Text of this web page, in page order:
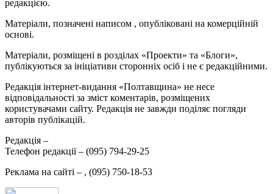
редакцією.
Матеріали, позначені написом , опубліковані на комерційній
основі.
Матеріали, розміщені в розділах «Проекти» та «Блоги»,
публікуються за ініціативи сторонніх осіб і не є редакційними.
Редакція інтернет-видання «Полтавщина» не несе
відповідальності за зміст коментарів, розміщених
користувачами сайту. Редакція не завжди поділяє погляди
авторів публікацій.
Редакція –
Телефон редакції – (095) 794-29-25
Реклама на сайті – , (095) 750-18-53